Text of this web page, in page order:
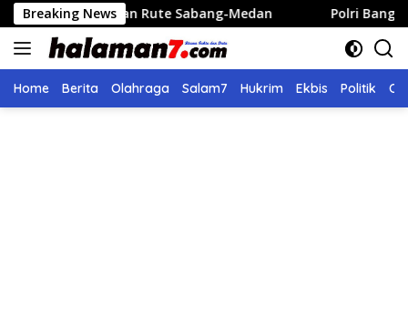
Langsung
ke
konten
Breaking News
Rute Sabang-Medan Polri Bangun 40 Titik Sumur
Home Berita Olahraga Salam7 Hukrim Ekbis Politik